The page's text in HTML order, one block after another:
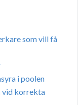
som vill få
i poolen
vid korrekta